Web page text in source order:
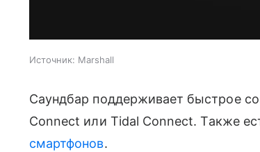
Источник: Marshall
Саундбар поддерживает быстрое
Connect или Tidal Connect. Также
смартфонов.